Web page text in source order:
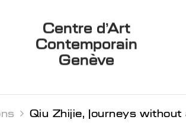
Centre d’Art
Contemporain
Genève
 Qiu Zhijie, Journeys